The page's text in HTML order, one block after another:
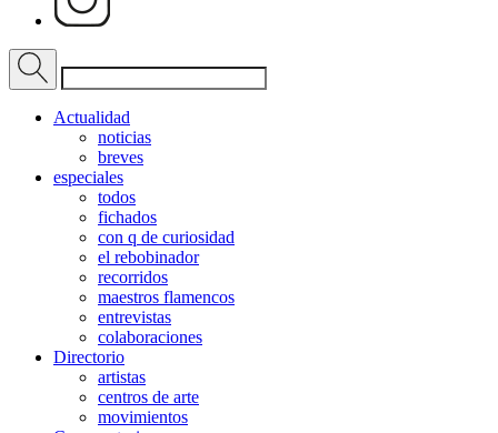
Actualidad
noticias
breves
especiales
todos
fichados
con q de curiosidad
el rebobinador
recorridos
maestros flamencos
entrevistas
colaboraciones
Directorio
artistas
centros de arte
movimientos